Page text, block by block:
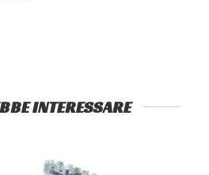
INTERESSARE